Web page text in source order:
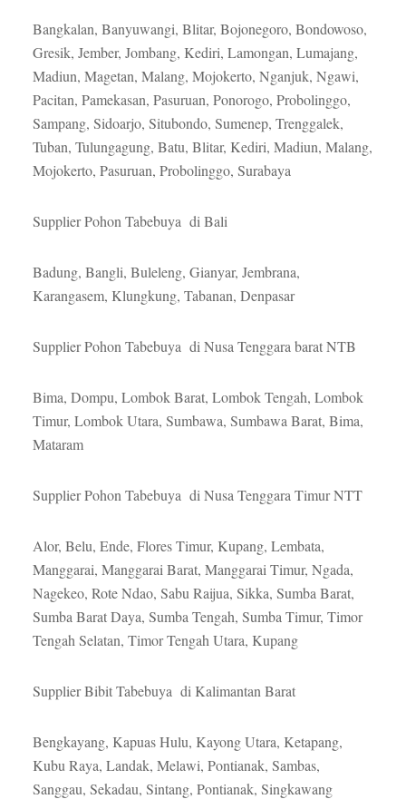
Bangkalan, Banyuwangi, Blitar, Bojonegoro, Bondowoso,
Gresik, Jember, Jombang, Kediri, Lamongan, Lumajang,
Madiun, Magetan, Malang, Mojokerto, Nganjuk, Ngawi,
Pacitan, Pamekasan, Pasuruan, Ponorogo, Probolinggo,
Sampang, Sidoarjo, Situbondo, Sumenep, Trenggalek,
Tuban, Tulungagung, Batu, Blitar, Kediri, Madiun, Malang,
Mojokerto, Pasuruan, Probolinggo, Surabaya
Supplier Pohon Tabebuya di Bali
Badung, Bangli, Buleleng, Gianyar, Jembrana,
Karangasem, Klungkung, Tabanan, Denpasar
Supplier Pohon Tabebuya di Nusa Tenggara barat NTB
Bima, Dompu, Lombok Barat, Lombok Tengah, Lombok
Timur, Lombok Utara, Sumbawa, Sumbawa Barat, Bima,
Mataram
Supplier Pohon Tabebuya di Nusa Tenggara Timur NTT
Alor, Belu, Ende, Flores Timur, Kupang, Lembata,
Manggarai, Manggarai Barat, Manggarai Timur, Ngada,
Nagekeo, Rote Ndao, Sabu Raijua, Sikka, Sumba Barat,
Sumba Barat Daya, Sumba Tengah, Sumba Timur, Timor
Tengah Selatan, Timor Tengah Utara, Kupang
Supplier Bibit Tabebuya di Kalimantan Barat
Bengkayang, Kapuas Hulu, Kayong Utara, Ketapang,
Kubu Raya, Landak, Melawi, Pontianak, Sambas,
Sanggau, Sekadau, Sintang, Pontianak, Singkawang